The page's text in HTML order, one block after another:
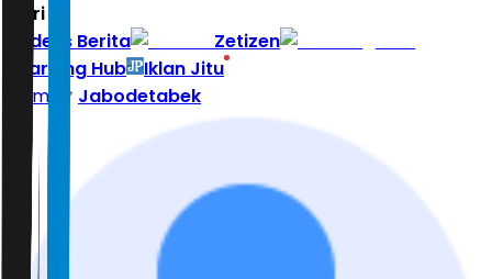
Hari ini
Indeks Berita
Zetizen
Learning Hub
Iklan Jitu
Home
Jabodetabek